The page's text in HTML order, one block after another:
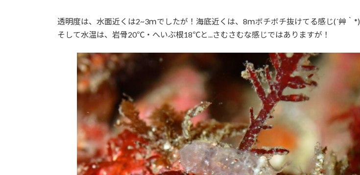
透明度は、水面近くは2~3ｍでしたが！海底近くは、8ｍボチボチ抜けてる感じ(´艸｀*)
そして水温は、岩骨20℃・へいぶ根18℃と...さむさむな感じではありますが！